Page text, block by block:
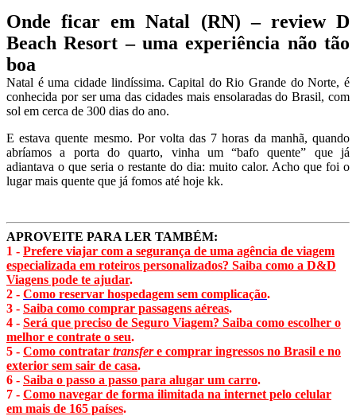
Onde ficar em Natal (RN) – review D
Beach Resort – uma experiência não tão
boa
Natal é uma cidade lindíssima. Capital do Rio Grande do Norte, é
conhecida por ser uma das cidades mais ensolaradas do Brasil, com
sol em cerca de 300 dias do ano.
E estava quente mesmo. Por volta das 7 horas da manhã, quando
abríamos a porta do quarto, vinha um “bafo quente” que já
adiantava o que seria o restante do dia: muito calor. Acho que foi o
lugar mais quente que já fomos até hoje kk.
APROVEITE PARA LER TAMBÉM:
1 - Prefere viajar com a segurança de uma agência de viagem
especializada em roteiros personalizados? Saiba como a D&D
Viagens pode te ajudar.
2 - Como reservar hospedagem sem complicação.
3 - Saiba como comprar passagens aéreas.
4 - Será que preciso de Seguro Viagem? Saiba como escolher o
melhor e contrate o seu.
5 - Como contratar transfere comprar ingressos no Brasil e no
exterior sem sair de casa.
6 - Saiba o passo a passo para alugar um carro.
7 - Como navegar de forma ilimitada na internet pelo celular
em mais de 165 países.